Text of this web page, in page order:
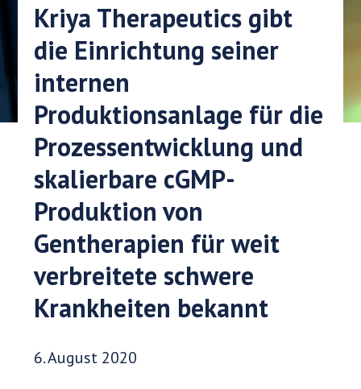
Kriya Therapeutics gibt
die Einrichtung seiner
internen
Produktionsanlage für die
Prozessentwicklung und
skalierbare cGMP-
Produktion von
Gentherapien für weit
verbreitete schwere
Krankheiten bekannt
Veröffentlichungsdatum:
6. August 2020